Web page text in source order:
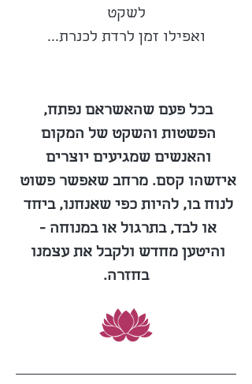
לשקט
ואפילו זמן לרדת לכנרת...
בכל פעם שהאשראם נפתח,
הפשטות והשקט של המקום
והאנשים שמגיעים יוצרים
איזשהו קסם. מרחב שאפשר פשוט
לנוח בו, להיות כפי שאנחנו, ביחד
או לבד, בתרגול או במנוחה -
והיטען מחדש ולקבל את עצמנו
בחזרה.